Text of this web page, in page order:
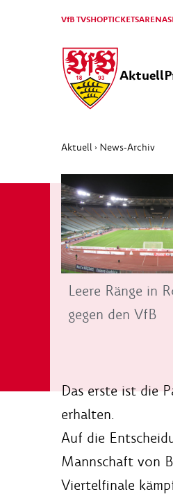
VfB TVSHOPTICKETSARENA
Aktuell
Aktuell › News-Archiv
Leere Ränge in
gegen den VfB
Das erste ist die
erhalten.
Auf die
Mannschaft von
Viertelfinale